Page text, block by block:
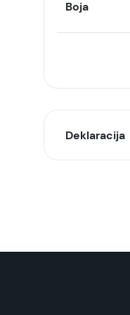
Boja
Deklaracija
Uvoznik: